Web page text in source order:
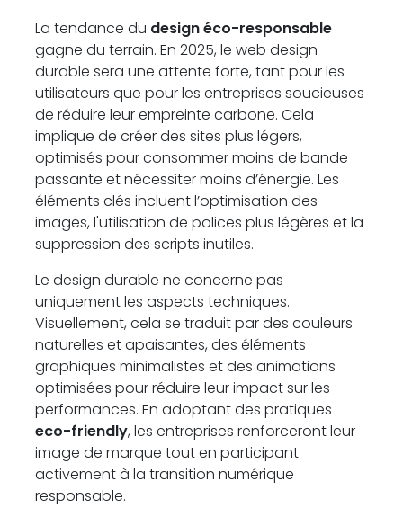
La tendance du design éco-responsable
gagne du terrain. En 2025, le web design
durable sera une attente forte, tant pour les
utilisateurs que pour les entreprises soucieuses
de réduire leur empreinte carbone. Cela
implique de créer des sites plus légers,
optimisés pour consommer moins de bande
passante et nécessiter moins d’énergie. Les
éléments clés incluent l’optimisation des
images, l'utilisation de polices plus légères et la
suppression des scripts inutiles.
Le design durable ne concerne pas
uniquement les aspects techniques.
Visuellement, cela se traduit par des couleurs
naturelles et apaisantes, des éléments
graphiques minimalistes et des animations
optimisées pour réduire leur impact sur les
performances. En adoptant des pratiques
eco-friendly, les entreprises renforceront leur
image de marque tout en participant
activement à la transition numérique
responsable.